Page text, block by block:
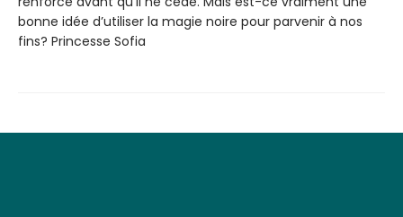
bonne idée d’utiliser la magie noire pour parvenir à nos
fins? Princesse Sofia